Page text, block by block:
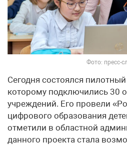
Фото: пресс-
Сегодня состоялся
которому подключились 30
учреждений. Его провели
цифрового образования
отметили в областной
данного проекта стала